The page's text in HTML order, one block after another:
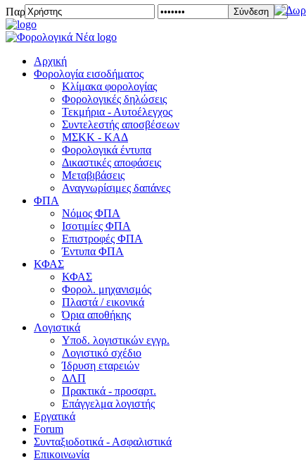
Παρασκευή 07 Αυγούστου 2026
Αρχική
Φορολογία εισοδήματος
Κλίμακα φορολογίας
Φορολογικές δηλώσεις
Τεκμήρια - Αυτοέλεγχος
Συντελεστής αποσβέσεων
ΜΣKΚ - ΚΑΔ
Φορολογικά έντυπα
Δικαστικές αποφάσεις
Μεταβιβάσεις
Αναγνωρίσιμες δαπάνες
ΦΠΑ
Νόμος ΦΠΑ
Ισοτιμίες ΦΠΑ
Επιστροφές ΦΠΑ
Έντυπα ΦΠΑ
ΚΦΑΣ
ΚΦΑΣ
Φορολ. μηχανισμός
Πλαστά / εικονικά
Όρια αποθήκης
Λογιστικά
Υποδ. λογιστικών εγγρ.
Λογιστικό σχέδιο
Ίδρυση εταρειών
ΔΛΠ
Πρακτικά - προσαρτ.
Επάγγελμα λογιστής
Εργατικά
Forum
Συνταξιοδοτικά - Ασφαλιστικά
Επικοινωνία
Σύνδεση